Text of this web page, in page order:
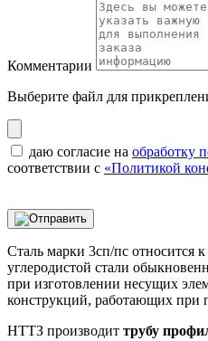
Комментарии
Выберите файл для
даю согласие на обработку
соответствии с «Политикой
Сталь марки 3сп/пс относится
углеродистой стали
при изготовлении несущих
конструкций, работающих при
НТТЗ производит трубу